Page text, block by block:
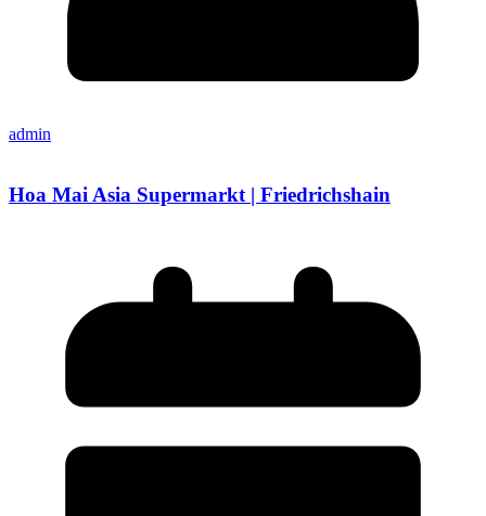
admin
Hoa Mai Asia Supermarkt | Friedrichshain